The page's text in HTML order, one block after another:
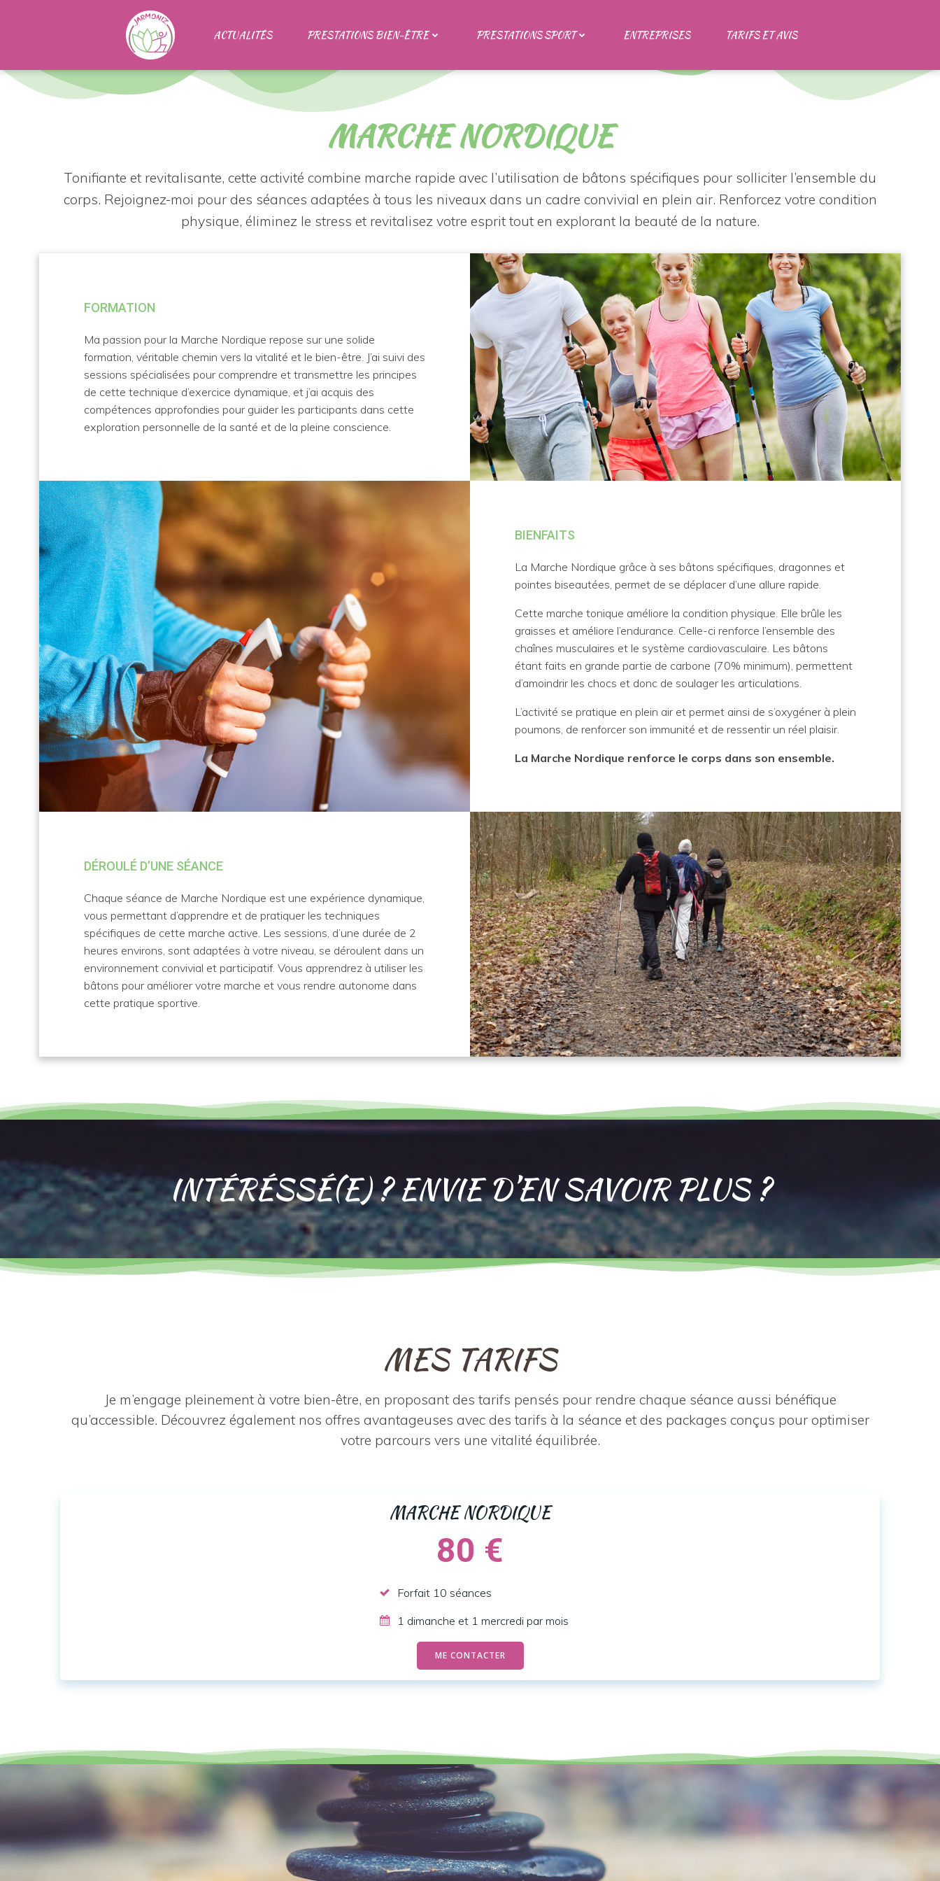
ACTUALITÉS PRESTATIONS BIEN-ÊTRE PRESTATIONS SPORT ENTREPRISES TARIFS ET AVIS
MARCHE NORDIQUE
Tonifiante et revitalisante, cette activité combine marche rapide avec l’utilisation de bâtons spécifiques pour solliciter l’ensemble du
corps. Rejoignez-moi pour des séances adaptées à tous les niveaux dans un cadre convivial en plein air. Renforcez votre condition
physique, éliminez le stress et revitalisez votre esprit tout en explorant la beauté de la nature.
FORMATION
Ma passion pour la Marche Nordique repose sur une solide
formation, véritable chemin vers la vitalité et le bien-être. J’ai suivi des
sessions spécialisées pour comprendre et transmettre les principes
de cette technique d’exercice dynamique, et j’ai acquis des
compétences approfondies pour guider les participants dans cette
exploration personnelle de la santé et de la pleine conscience.
BIENFAITS
La Marche Nordique grâce à ses bâtons spécifiques, dragonnes et
pointes biseautées, permet de se déplacer d’une allure rapide.
Cette marche tonique améliore la condition physique. Elle brûle les
graisses et améliore l’endurance. Celle-ci renforce l’ensemble des
chaînes musculaires et le système cardiovasculaire. Les bâtons
étant faits en grande partie de carbone (70% minimum), permettent
d’amoindrir les chocs et donc de soulager les articulations.
L’activité se pratique en plein air et permet ainsi de s’oxygéner à plein
poumons, de renforcer son immunité et de ressentir un réel plaisir.
La Marche Nordique renforce le corps dans son ensemble.
DÉROULÉ D’UNE SÉANCE
Chaque séance de Marche Nordique est une expérience dynamique,
vous permettant d’apprendre et de pratiquer les techniques
spécifiques de cette marche active. Les sessions, d’une durée de 2
heures environs, sont adaptées à votre niveau, se déroulent dans un
environnement convivial et participatif. Vous apprendrez à utiliser les
bâtons pour améliorer votre marche et vous rendre autonome dans
cette pratique sportive.
INTÉRÉSSÉ(E) ? ENVIE D’EN SAVOIR PLUS ?
MES TARIFS
Je m’engage pleinement à votre bien-être, en proposant des tarifs pensés pour rendre chaque séance aussi bénéfique
qu’accessible. Découvrez également nos offres avantageuses avec des tarifs à la séance et des packages conçus pour optimiser
votre parcours vers une vitalité équilibrée.
MARCHE NORDIQUE
80 €
Forfait 10 séances
1 dimanche et 1 mercredi par mois
ME CONTACTER